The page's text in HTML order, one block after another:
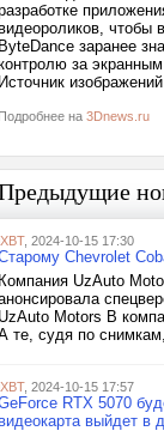
чтобы
ByteDance заранее
за
Источник
Подробнее на 3Dnews.ru
, 2024-10-15 17:30
Chevrolet
Компания UzAuto
UzAuto Motors В
те, судя по
, 2024-10-15 17:57
RTX 5070
видеокарта выйдет в